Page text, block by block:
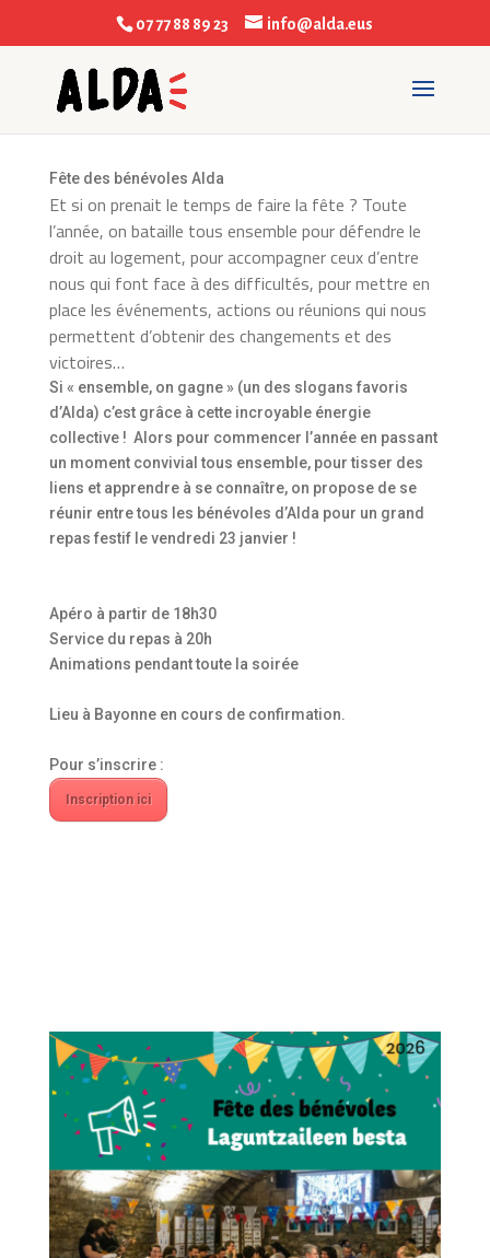
07 77 88 89 23 info@alda.eus
Fête des bénévoles Alda
Et si on prenait le temps de faire la fête ? Toute
l’année, on bataille tous ensemble pour défendre le
droit au logement, pour accompagner ceux d’entre
nous qui font face à des difficultés, pour mettre en
place les événements, actions ou réunions qui nous
permettent d’obtenir des changements et des
victoires…
Si « ensemble, on gagne » (un des slogans favoris
d’Alda) c’est grâce à cette incroyable énergie
collective ! Alors pour commencer l’année en passant
un moment convivial tous ensemble, pour tisser des
liens et apprendre à se connaître, on propose de se
réunir entre tous les bénévoles d’Alda pour un grand
repas festif le vendredi 23 janvier !
Apéro à partir de 18h30
Service du repas à 20h
Animations pendant toute la soirée
Lieu à Bayonne en cours de confirmation.
Pour s’inscrire :
Inscription ici